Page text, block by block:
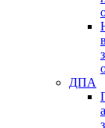
ДПА